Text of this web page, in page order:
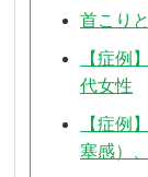
首こり
【症例
代女性
【症例
塞感）